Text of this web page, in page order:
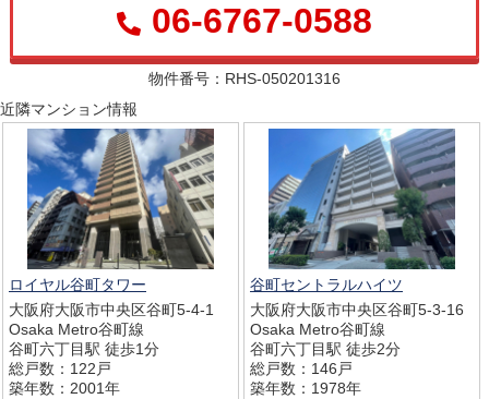
06-6767-0588
物件番号：RHS-050201316
近隣マンション情報
ロイヤル谷町タワー
大阪府大阪市中央区谷町5-4-1
Osaka Metro谷町線
谷町六丁目駅 徒歩1分
総戸数：122戸
築年数：2001年
谷町セントラルハイツ
大阪府大阪市中央区谷町5-3-16
Osaka Metro谷町線
谷町六丁目駅 徒歩2分
総戸数：146戸
築年数：1978年